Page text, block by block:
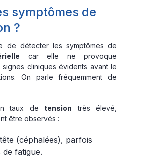
symptômes de
?
de détecter les symptômes de
car elle ne provoque
cliniques évidents avant le
On parle fréquemment de
taux de tension très élevé,
être observés :
(céphalées), parfois
fatigue.